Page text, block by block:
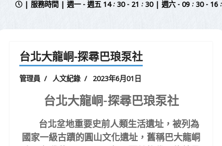
| 服務時間 | 週一 - 週五 14 : 30 - 21 : 30 | 週六 - 09 : 30 - 16
台北大龍峒-探尋巴琅泵社
管理員 人文紀錄 2023年6月01日
台北大龍峒-探尋巴琅泵社
台北坌地重要史前人類生活遺址，被列為
國家一級古蹟的圓山文化遺址，舊稱巴大龍峒